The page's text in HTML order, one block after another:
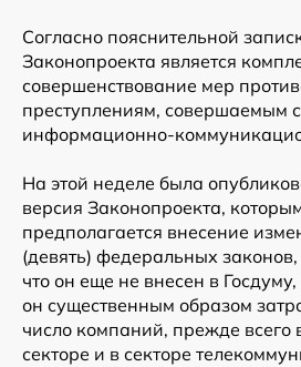
Согласно пояснительной
Законопроекта является
совершенствование мер
преступлениям, совершаемым
информационно-
На этой неделе была
версия Законопроекта,
предполагается внесение
(девять) федеральных законов,
что он еще не внесен в
он существенным образом
число компаний, прежде всего
секторе и в секторе